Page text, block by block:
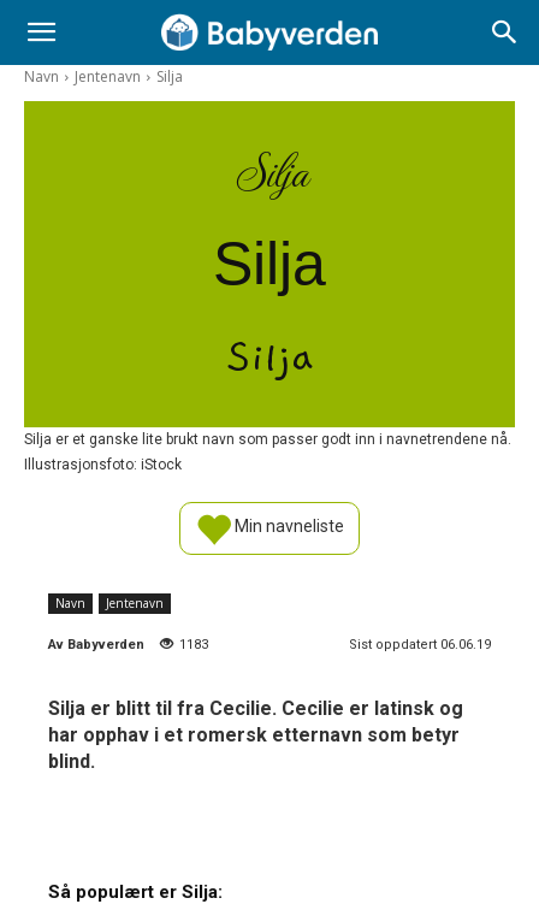
Navn Jentenavn Silja
Silja
Silja
Silja
Silja er et ganske lite brukt navn som passer godt inn i navnetrendene nå.
Illustrasjonsfoto: iStock
Min navneliste
Navn Jentenavn
Av Babyverden 1183 Sist oppdatert 06.06.19
Silja er blitt til fra Cecilie. Cecilie er latinsk og
har opphav i et romersk etternavn som betyr
blind.
Så populært er Silja: